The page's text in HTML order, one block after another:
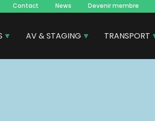
Contact News Devenir membre
AV & STAGING TRANSPORT